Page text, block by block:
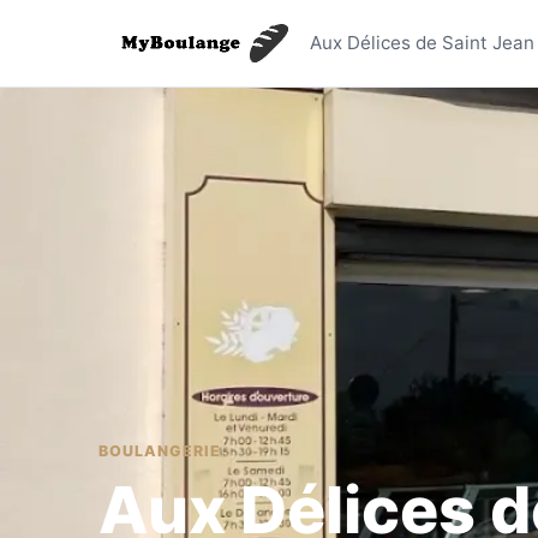
Aux
Aux Délices de Saint
BOULANGERIE
Aux Délices